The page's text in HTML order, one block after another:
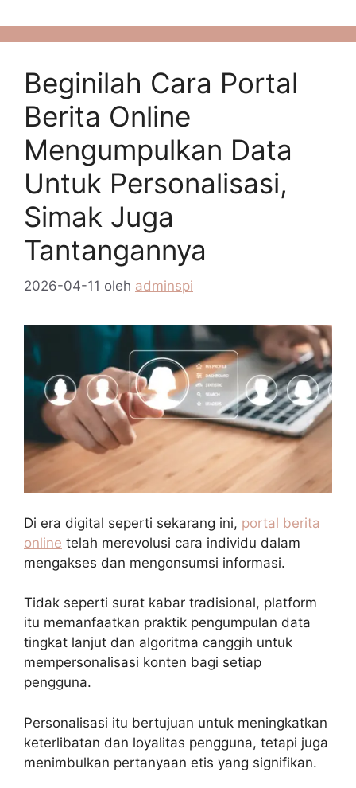
Beginilah Cara Portal
Berita Online
Mengumpulkan Data
Untuk Personalisasi,
Simak Juga
Tantangannya
2026-04-11 oleh adminspi
Di era digital seperti sekarang ini, portal berita
online telah merevolusi cara individu dalam
mengakses dan mengonsumsi informasi.
Tidak seperti surat kabar tradisional, platform
itu memanfaatkan praktik pengumpulan data
tingkat lanjut dan algoritma canggih untuk
mempersonalisasi konten bagi setiap
pengguna.
Personalisasi itu bertujuan untuk meningkatkan
keterlibatan dan loyalitas pengguna, tetapi juga
menimbulkan pertanyaan etis yang signifikan.